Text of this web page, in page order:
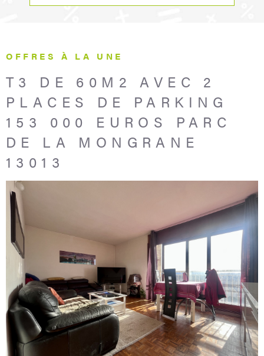
OFFRES À LA UNE
T3 DE 60M2 AVEC 2
PLACES DE PARKING
153 000 EUROS PARC
DE LA MONGRANE
13013